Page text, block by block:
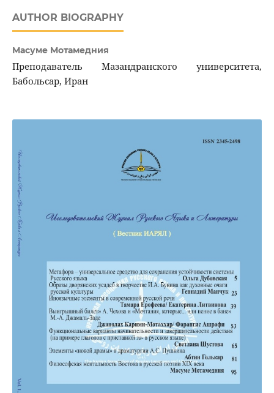
AUTHOR BIOGRAPHY
Масуме Мотамедния
Преподаватель Мазандранского университета,
Бабольсар, Иран